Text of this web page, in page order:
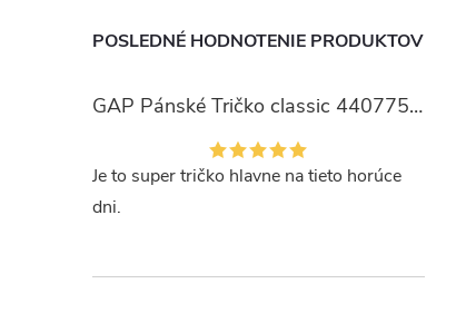
POSLEDNÉ HODNOTENIE PRODUKTOV
GAP Pánské Tričko classic 440775-00
Je to super tričko hlavne na tieto horúce
dni.